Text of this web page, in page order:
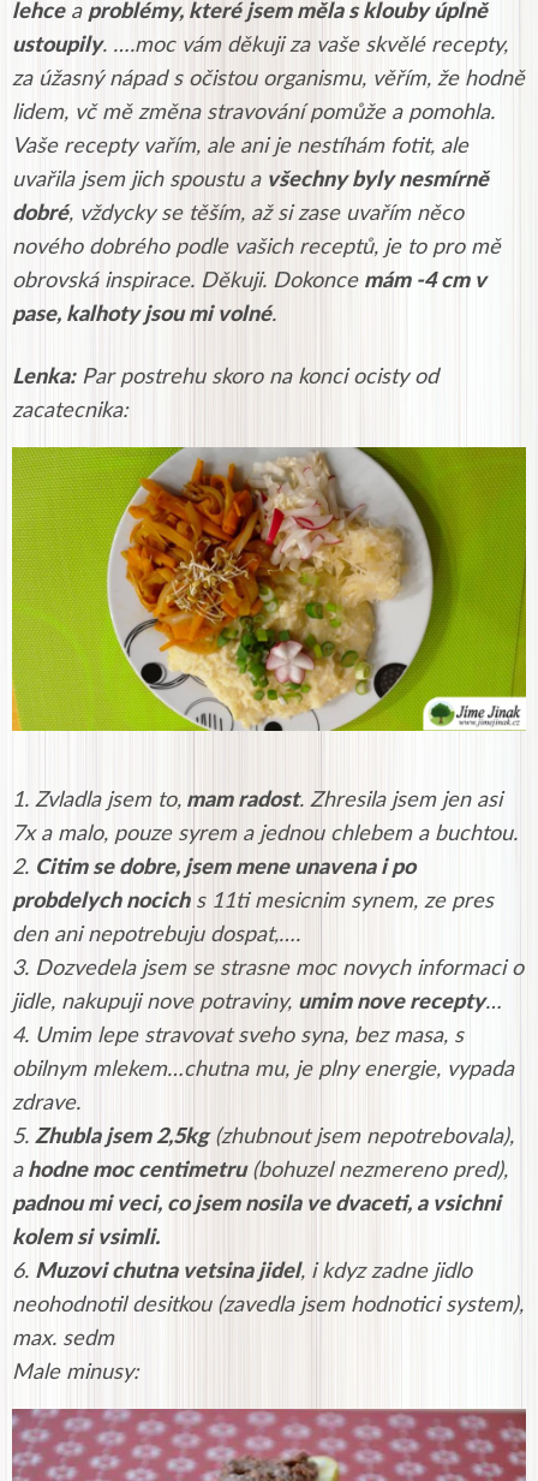
lehcea problémy, které jsem měla s klouby úplně
ustoupily. ….moc vám děkuji za vaše skvělé recepty,
za úžasný nápad s očistou organismu, věřím, že hodně
lidem, vč mě změna stravování pomůže a pomohla.
Vaše recepty vařím, ale ani je nestíhám fotit, ale
uvařila jsem jich spoustu a všechny byly nesmírně
dobré, vždycky se těším, až si zase uvařím něco
nového dobrého podle vašich receptů, je to pro mě
obrovská inspirace. Děkuji. Dokonce mám -4 cm v
pase, kalhoty jsou mi volné.
Lenka:Par postrehu skoro na konci ocisty od
zacatecnika:
1. Zvladla jsem to, mam radost. Zhresila jsem jen asi
7x a malo, pouze syrem a jednou chlebem a buchtou.
2. Citim se dobre, jsem mene unavena i po
probdelych nocichs 11ti mesicnim synem, ze pres
den ani nepotrebuju dospat,….
3. Dozvedela jsem se strasne moc novych informaci o
jidle, nakupuji nove potraviny, umim nove recepty…
4. Umim lepe stravovat sveho syna, bez masa, s
obilnym mlekem…chutna mu, je plny energie, vypada
zdrave.
5. Zhubla jsem 2,5kg(zhubnout jsem nepotrebovala),
ahodne moc centimetru(bohuzel nezmereno pred),
padnou mi veci, co jsem nosila ve dvaceti, a vsichni
kolem si vsimli.
6. Muzovi chutna vetsina jidel, i kdyz zadne jidlo
neohodnotil desitkou (zavedla jsem hodnotici system),
max. sedm
Male minusy: